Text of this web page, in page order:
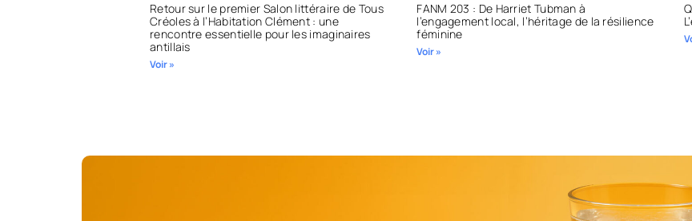
Retour sur le premier Salon littéraire de Tous
Créoles à l’Habitation Clément : une
rencontre essentielle pour les imaginaires
antillais
Voir »
FANM 203 : De Harriet Tubman à
l’engagement local, l’héritage de la résilience
féminine
Voir »